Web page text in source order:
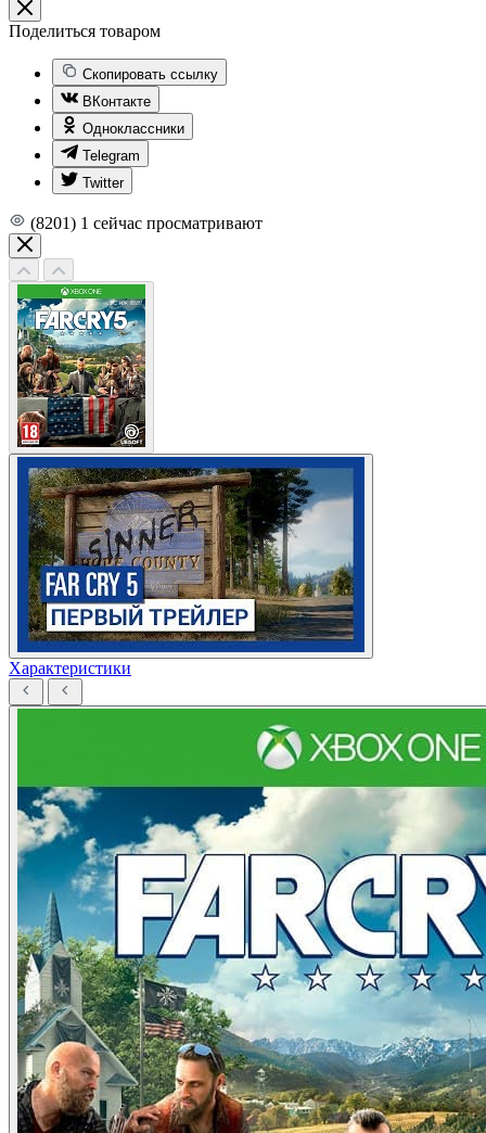
Поделиться товаром
Скопировать ссылку
ВКонтакте
Одноклассники
Telegram
Twitter
(8201) 1 сейчас просматривают
Характеристики